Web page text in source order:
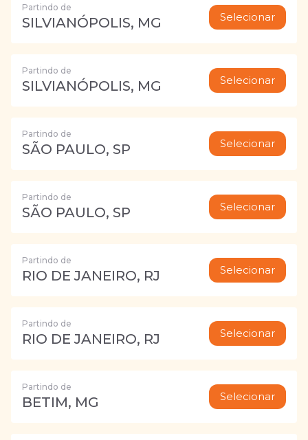
Partindo de
SILVIANÓPOLIS, MG Selecionar
Partindo de
SILVIANÓPOLIS, MG Selecionar
Partindo de
SÃO PAULO, SP Selecionar
Partindo de
SÃO PAULO, SP Selecionar
Partindo de
RIO DE JANEIRO, RJ Selecionar
Partindo de
RIO DE JANEIRO, RJ Selecionar
Partindo de
BETIM, MG Selecionar